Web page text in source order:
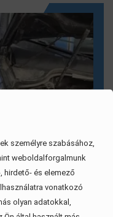
személyre szabásához,
weboldalforgalmunk
hirdető- és elemező
vonatkozó
olyan adatokkal,